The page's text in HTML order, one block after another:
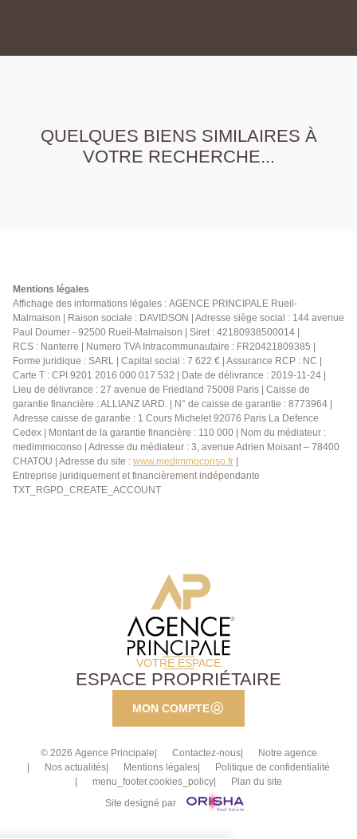
QUELQUES BIENS SIMILAIRES À
VOTRE RECHERCHE...
Mentions légales
Affichage des informations légales : AGENCE PRINCIPALE Rueil-
Malmaison | Raison sociale : DAVIDSON | Adresse siège social : 144 avenue
Paul Doumer - 92500 Rueil-Malmaison | Siret : 42180938500014 |
RCS : Nanterre | Numero TVA Intracommunautaire : FR20421809385 |
Forme juridique : SARL | Capital social : 7 622 € | Assurance RCP : NC |
Carte T : CPI 9201 2016 000 017 532 | Date de délivrance : 2019-11-24 |
Lieu de délivrance : 27 avenue de Friedland 75008 Paris | Caisse de
garantie financière : ALLIANZ IARD. | N° de caisse de garantie : 8773964 |
Adresse caisse de garantie : 1 Cours Michelet 92076 Paris La Defence
Cedex | Montant de la garantie financière : 110 000 | Nom du médiateur :
medimmoconso | Adresse du médiateur : 3, avenue Adrien Moisant – 78400
CHATOU | Adresse du site : www.medimmoconso.fr
Entreprise juridiquement et financièrement indépendante
TXT_RGPD_CREATE_ACCOUNT
VOTRE ESPACE
ESPACE PROPRIÉTAIRE
MON COMPTE
© 2026 Agence Principale Contactez-nous
Notre agence
Nos actualités
Mentions légales
Politique de confidentialité
menu_footer.cookies_policy
Plan du site
Site designé par